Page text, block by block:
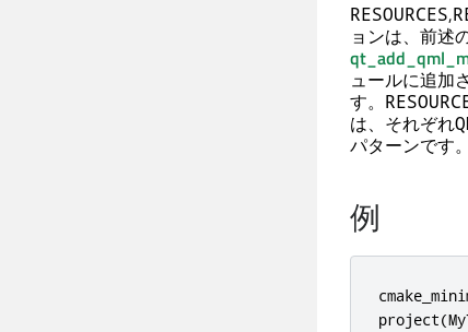
RESOURCES,
ョンは、前述
ュールに追加
す。
は、それぞれ
パターンです。
例